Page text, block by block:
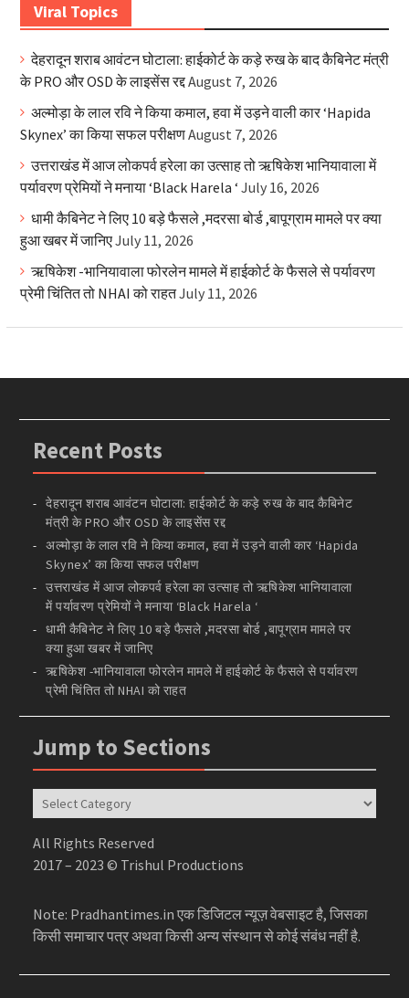
Viral Topics
देहरादून शराब आवंटन घोटाला: हाईकोर्ट के कड़े रुख के बाद कैबिनेट मंत्री
के PRO और OSD के लाइसेंस रद्दAugust 7, 2026
अल्मोड़ा के लाल रवि ने किया कमाल, हवा में उड़ने वाली कार ‘Hapida
Skynex’ का किया सफल परीक्षणAugust 7, 2026
उत्तराखंड में आज लोकपर्व हरेला का उत्साह तो ऋषिकेश भानियावाला में
पर्यावरण प्रेमियों ने मनाया ‘Black Harela ‘ July 16, 2026
धामी कैबिनेट ने लिए 10 बड़े फैसले ,मदरसा बोर्ड ,बापूग्राम मामले पर क्या
हुआ खबर में जानिएJuly 11, 2026
ऋषिकेश -भानियावाला फोरलेन मामले में हाईकोर्ट के फैसले से पर्यावरण
प्रेमी चिंतित तो NHAI को राहतJuly 11, 2026
Recent Posts
देहरादून शराब आवंटन घोटाला: हाईकोर्ट के कड़े रुख के बाद कैबिनेट
मंत्री के PRO और OSD के लाइसेंस रद्द
अल्मोड़ा के लाल रवि ने किया कमाल, हवा में उड़ने वाली कार ‘Hapida
Skynex’ का किया सफल परीक्षण
उत्तराखंड में आज लोकपर्व हरेला का उत्साह तो ऋषिकेश भानियावाला
में पर्यावरण प्रेमियों ने मनाया ‘Black Harela ‘
धामी कैबिनेट ने लिए 10 बड़े फैसले ,मदरसा बोर्ड ,बापूग्राम मामले पर
क्या हुआ खबर में जानिए
ऋषिकेश -भानियावाला फोरलेन मामले में हाईकोर्ट के फैसले से पर्यावरण
प्रेमी चिंतित तो NHAI को राहत
Jump to Sections
Jump
to
Sections
All Rights Reserved
2017 – 2023 © Trishul Productions
Note: Pradhantimes.in एक डिजिटल न्यूज़ वेबसाइट है, जिसका
किसी समाचार पत्र अथवा किसी अन्य संस्थान से कोई संबंध नहीं है.